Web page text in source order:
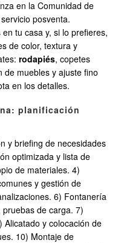
en la Comunidad de
posventa.
tu casa y, si lo prefieres,
de color, textura y
rodapiés, copetes
de muebles y ajuste fino
en los detalles.
planificación
y briefing de necesidades
optimizada y lista de
de materiales. 4)
y gestión de
6) Fontanería
de carga. 7)
Alicatado y colocación de
10) Montaje de